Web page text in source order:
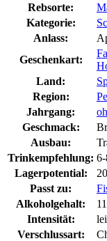
Rebsorte:
Kategorie:
Anlass:
Geschenkart:
Land:
Region:
Jahrgang:
Geschmack:
Ausbau:
Trinkempfehlung: 6-
Lagerpotential:
Passt zu:
Alkoholgehalt:
Intensität:
Verschlussart: